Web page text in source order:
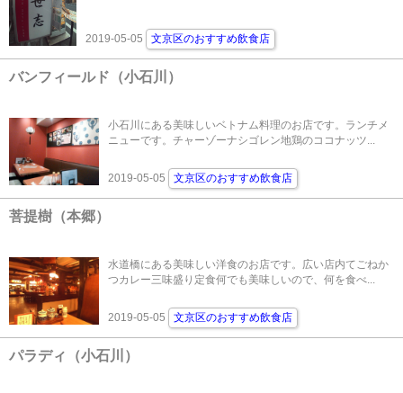
2019-05-05 文京区のおすすめ飲食店
バンフィールド（小石川）
小石川にある美味しいベトナム料理のお店です。ランチメ
ニューです。チャーゾーナシゴレン地鶏のココナッツ...
2019-05-05 文京区のおすすめ飲食店
菩提樹（本郷）
水道橋にある美味しい洋食のお店です。広い店内てごねか
つカレー三味盛り定食何でも美味しいので、何を食べ...
2019-05-05 文京区のおすすめ飲食店
パラディ（小石川）